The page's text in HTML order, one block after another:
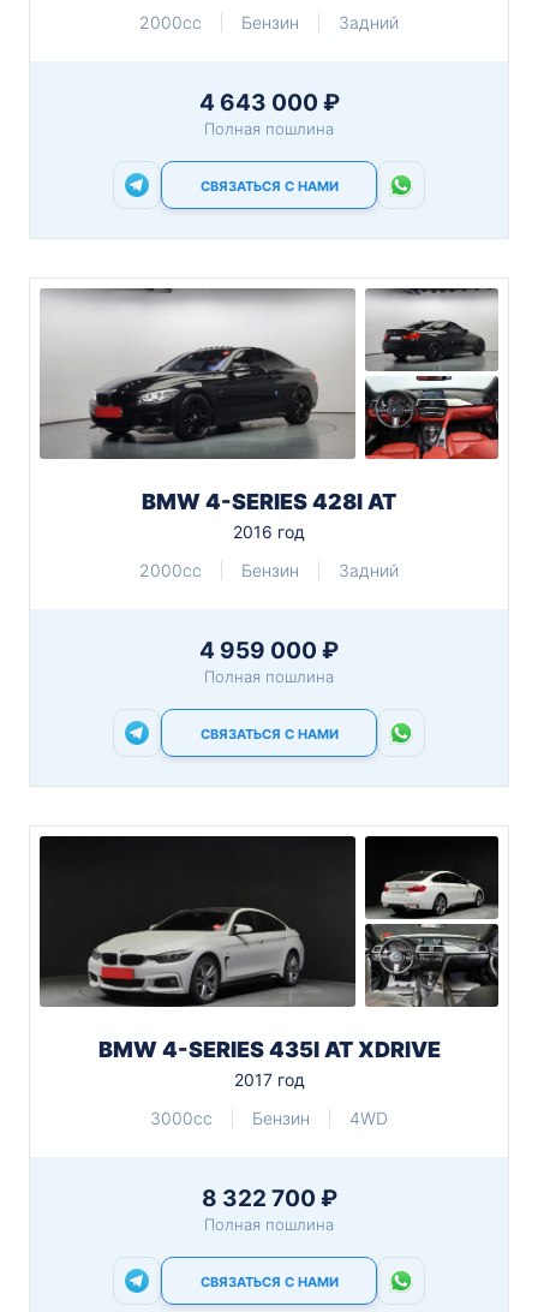
2000cc
Бензин Задний
4 643 000 ₽
Полная пошлина
СВЯЗАТЬСЯ С НАМИ
BMW 4-SERIES 428I AT
2016 год
2000cc
Бензин Задний
4 959 000 ₽
Полная пошлина
СВЯЗАТЬСЯ С НАМИ
BMW 4-SERIES 435I AT XDRIVE
2017 год
3000cc
Бензин 4WD
8 322 700 ₽
Полная пошлина
СВЯЗАТЬСЯ С НАМИ